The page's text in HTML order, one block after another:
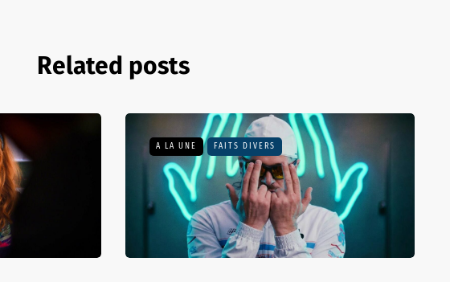
Related posts
A LA UNE FAITS DIVERS